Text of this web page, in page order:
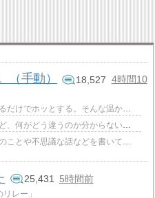
（手動） 18,527 4時間10
。そんな温かい時間を過ごしませんか？旅先で出
からない」——これは、空手を学び始めた人や、子
を書いておりますので、興味がおありでしたらご
25,431 5時間前
レー」